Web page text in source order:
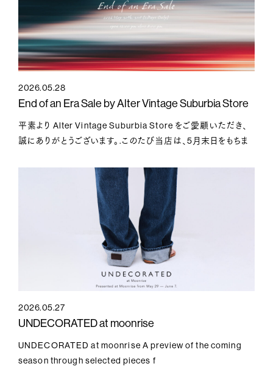
2026.05.28
End of an Era Sale by Alter Vintage Suburbia Store
平素より Alter Vintage Suburbia Store をご愛顧いただき、
誠にありがとうございます。.このたび当店は、5月末日をもちま
2026.05.27
UNDECORATED at moonrise
UNDECORATED at moonrise A preview of the coming
season through selected pieces f